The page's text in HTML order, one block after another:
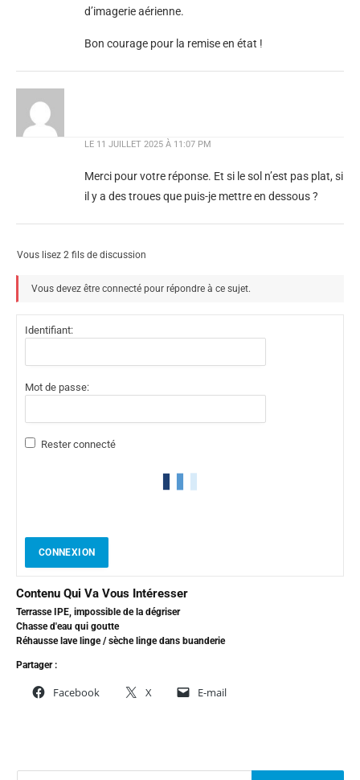
d’imagerie aérienne.
Bon courage pour la remise en état !
LE 11 JUILLET 2025 À 11:07 PM
Merci pour votre réponse. Et si le sol n’est pas plat, si
il y a des troues que puis-je mettre en dessous ?
Vous lisez 2 fils de discussion
Vous devez être connecté pour répondre à ce sujet.
Identifiant:
Mot de passe:
Rester connecté
CONNEXION
Contenu Qui Va Vous Intéresser
Terrasse IPE, impossible de la dégriser
Chasse d'eau qui goutte
Réhausse lave linge / sèche linge dans buanderie
Partager :
Facebook X E-mail